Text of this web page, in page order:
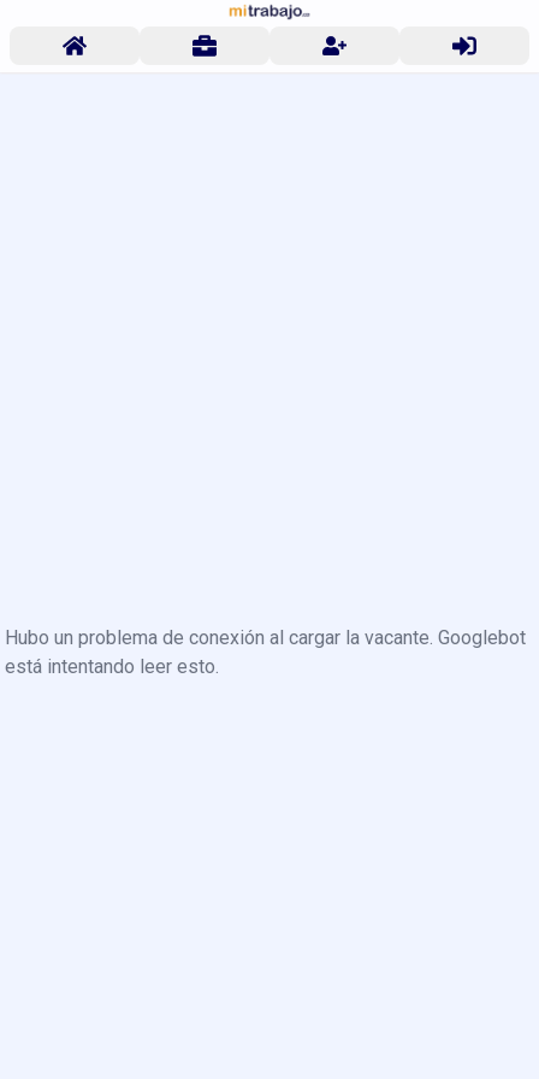
Hubo un problema de conexión al cargar la vacante. Googlebot
está intentando leer esto.